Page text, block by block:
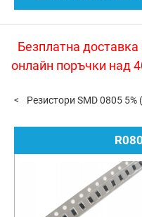
Безплатна
онлайн поръчки над
Резистори SMD 0805 5%